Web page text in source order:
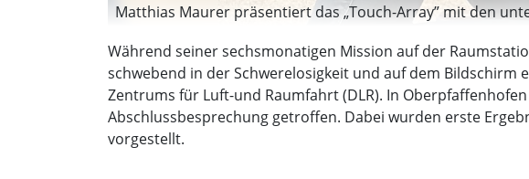
Matthias Maurer präsentiert das „Touch-Array” mit den
Während seiner sechsmonatigen Mission auf der
schwebend in der Schwerelosigkeit und auf dem Bildschirm
Zentrums für Luft-und Raumfahrt (DLR). In
Abschlussbesprechung getroffen. Dabei wurden erste
vorgestellt.